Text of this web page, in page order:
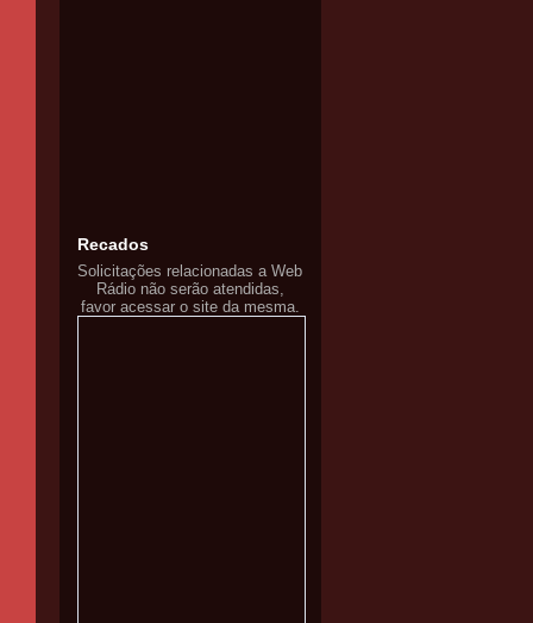
Recados
Solicitações relacionadas a Web
Rádio não serão atendidas,
favor acessar o site da mesma.